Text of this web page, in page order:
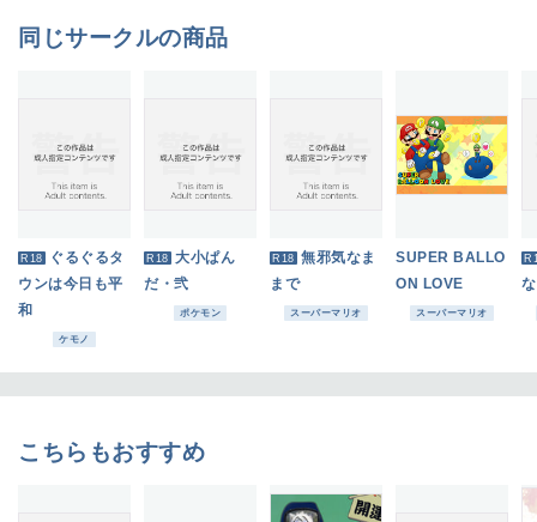
同じサークルの商品
R18 ぐるぐるタ
ウンは今日も平
和
ケモノ
R18 大小ぱん
だ・弐
ポケモン
R18 無邪気なま
まで
スーパーマリオ
SUPER BALLO
ON LOVE
スーパーマリオ
こちらもおすすめ